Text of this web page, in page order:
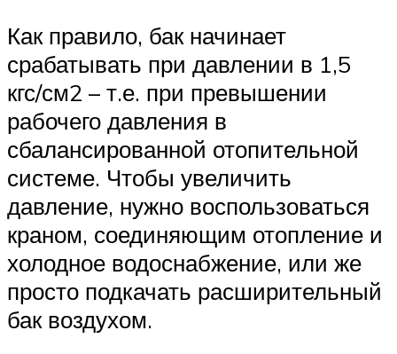
Как правило, бак начинает
срабатывать при давлении в 1,5
кгс/см2 – т.е. при превышении
рабочего давления в
сбалансированной отопительной
системе. Чтобы увеличить
давление, нужно воспользоваться
краном, соединяющим отопление и
холодное водоснабжение, или же
просто подкачать расширительный
бак воздухом.